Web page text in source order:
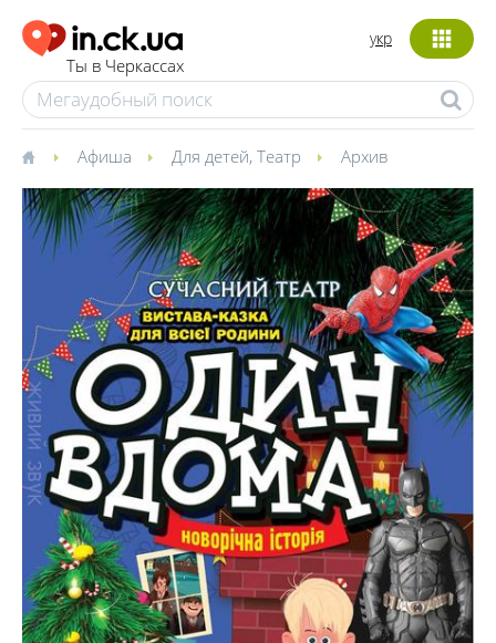
Ты в Черкассах
укр
Афиша Для детей, Театр Архив